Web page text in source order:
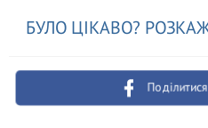
БУЛО ЦІКАВО?